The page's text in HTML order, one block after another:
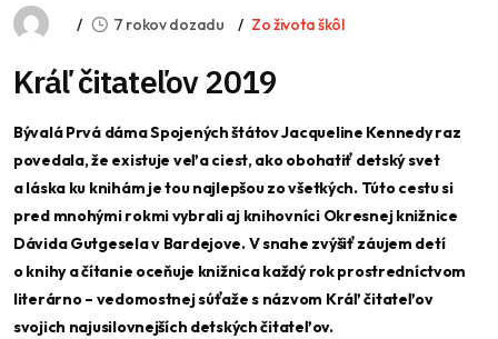
7 rokov dozadu Zo života škôl
Kráľ čitateľov 2019
Bývalá Prvá dáma Spojených štátov Jacqueline Kennedy raz
povedala, že existuje veľa ciest, ako obohatiť detský svet
a láska ku knihám je tou najlepšou zo všetkých. Túto cestu si
pred mnohými rokmi vybrali aj knihovníci Okresnej knižnice
Dávida Gutgesela v Bardejove. V snahe zvýšiť záujem detí
o knihy a čítanie oceňuje knižnica každý rok prostredníctvom
literárno – vedomostnej súťaže s názvom Kráľ čitateľov
svojich najusilovnejších detských čitateľov.